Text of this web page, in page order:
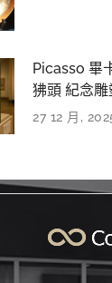
Picasso 畢
狒頭 紀念雕
27 12 月,